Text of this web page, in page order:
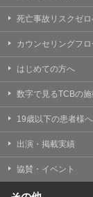
死亡事故リスクゼ
カウンセリングフロ
はじめての方へ
数字で見るTCBの
19歳以下の患者様へ
出演・掲載実績
協賛・イベント